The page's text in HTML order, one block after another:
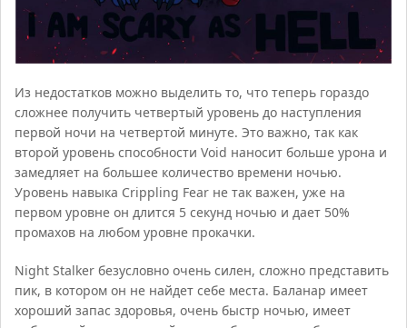
Из недостатков можно выделить то, что теперь гораздо
сложнее получить четвертый уровень до наступления
первой ночи на четвертой минуте. Это важно, так как
второй уровень способности Void наносит больше урона и
замедляет на большее количество времени ночью.
Уровень навыка Crippling Fear не так важен, уже на
первом уровне он длится 5 секунд ночью и дает 50%
промахов на любом уровне прокачки.
Night Stalker безусловно очень силен, сложно представить
пик, в котором он не найдет себе места. Баланар имеет
хороший запас здоровья, очень быстр ночью, имеет